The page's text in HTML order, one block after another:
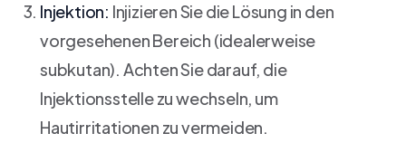
Injektion: Injizieren Sie die Lösung in den
vorgesehenen Bereich (idealerweise
subkutan). Achten Sie darauf, die
Injektionsstelle zu wechseln, um
Hautirritationen zu vermeiden.